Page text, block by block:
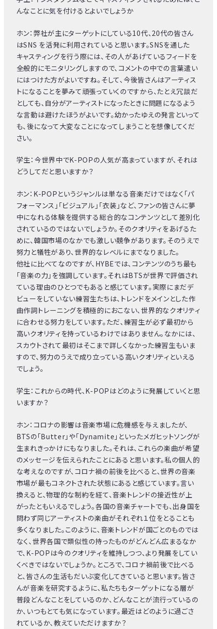
んなことに気を付けるとよいでしょうか
ホン：弊社が主にターゲットにしている10代、20代の皆さん
はSNS を活発に利用されていると思います。SNSを通した
キャスティングを行う際には、その人があげているフィードを
全般的にモニタリングしますので、コメントの中での言葉遣い
にはつけた方がよいですね。そして、今後皆さんはアーティス
トになることを夢みて頑張っていくのですから、たとえ冗談だ
としても、自分がアーティストになったときに問題になるよう
な言動は避けたほうがよいです。幼かったゆえの発言といって
も、後になって大変なことになってしまうことを想像してくだ
さい。
学生：今世界中でK-POPの人気が高まっていますが、それは
どうしてだと思いますか？
ホン：K-POPというジャンルは単なる音楽だけではなく「パ
フォーマンス」「ビジュアル」「衣装」など、ファンの皆さんに夢
中になれる体験を提供する総合的なコンテンツとして差別化
されているのではないでしょうか。そのクオリティをあげるた
めに、韓国市場のなかでも激しい競争があります。そのうえで
努力と犠牲があり、世界的なレベルにまでなりました。
他社に比べてなのですが、HYBEでは、コンテンツのうち最も
「音楽の力」を強調しています。それはBTSが世界で評価され
ている理由のひとつでもあると感じています。実際にまだデ
ビューをしていない練習生たちは、トレンドをメインとした作
曲作詞トレーニングを積極的におこない、世界的なクオリティ
に合わせる努力をしています。ただ、練習生が必ず最初から
高いクオリティを持っているわけではありません。なかには、
スカウトされて最初はそこまで詳しくなかった練習生もいま
すので、努力のうえで成り立っている高いクオリティといえる
でしょう。
学生：これからの時代、K-POPはどのように発展していくと思
いますか？
ホン：コロナの影響は音楽市場に危機感を与えましたが、
BTSの「Butter」や「Dynamite」といったメガヒットソングが
生まれきっかけにもなりました。それは、これらの楽曲が希望
のメッセージを伝えられたことにあると思います。私の個人的
な考えなのですが、コロナ禍の前後を比べると、世界の音楽
市場が最もコネクトされた状態にあると感じています。言い
換えると、物理的な制約を経て、音楽トレンドの接近性が上
がったともいえるでしょう。各国の音楽チャートでも、出身国を
問わず同じアーティストの楽曲がそれぞれ１位をとることも
多くなりました。このように、音楽トレンドが国ごとのものでは
なく、世界各国で類似性の持ったものがどんどん広まるなか
で、K-POPは今のクオリティを維持しつつ、より発展をしてい
くべきではないでしょうか。ところで、コロナ禍前後で比べる
と、皆さんの生活もだいぶ変化してきていると思います。皆さ
んが音楽を研究するように、私たちもターゲットになる層が
普段どんなことをしているのか、どんなことが流行っているの
か、いつもとても気になっています。最近はどのように過ごさ
れているか、教えていただけますか？